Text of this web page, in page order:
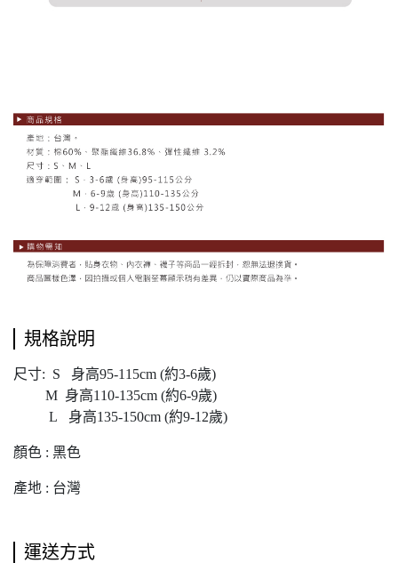
規格說明
尺寸: S 身高95-115cm (約3-6歲)
M 身高110-135cm (約6-9歲)
L 身高135-150cm (約9-12歲)
顏色 : 黑色
產地 : 台灣
運送方式